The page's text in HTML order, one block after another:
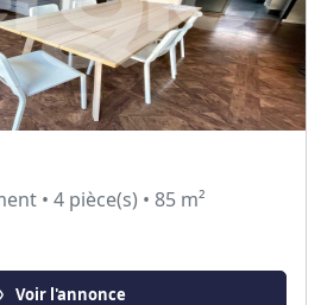
• 4 pièce(s) • 85 m²
Voir l'annonce